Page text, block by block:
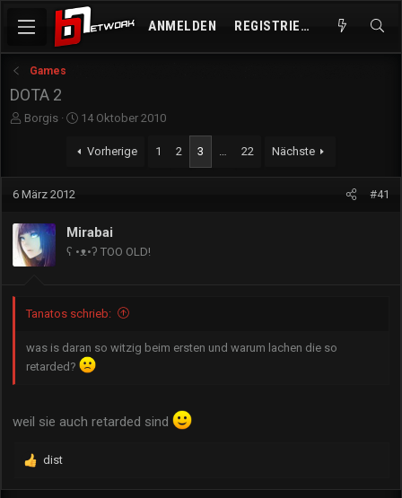
ANMELDEN REGISTRIEREN
Games
DOTA 2
E
l
e
r
Borgis
E
s
t
a
14 Oktober 2010
Vorherige 1 2 3 … 22 Nächste
6 März 2012 #41
Mirabai
ʕ •ᴥ•ʔ TOO OLD!
Tanatos schrieb:
was is daran so witzig beim ersten und warum lachen die so
retarded?
weil sie auch retarded sind
R
dist